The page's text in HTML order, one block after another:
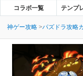
コラボ一覧 テンプ
神ゲー攻略 パズドラ攻略